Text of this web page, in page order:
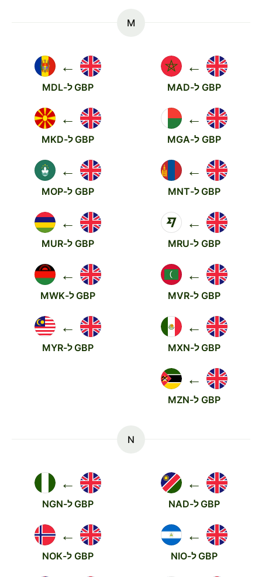
M
←
GBP ל-MAD
←
GBP ל-MDL
←
GBP ל-MGA
←
GBP ל-MKD
←
GBP ל-MNT
←
GBP ל-MOP
←
GBP ל-MRU
←
GBP ל-MUR
←
GBP ל-MVR
←
GBP ל-MWK
←
GBP ל-MXN
←
GBP ל-MYR
←
GBP ל-MZN
N
←
GBP ל-NAD
←
GBP ל-NGN
←
GBP ל-NIO
←
GBP ל-NOK